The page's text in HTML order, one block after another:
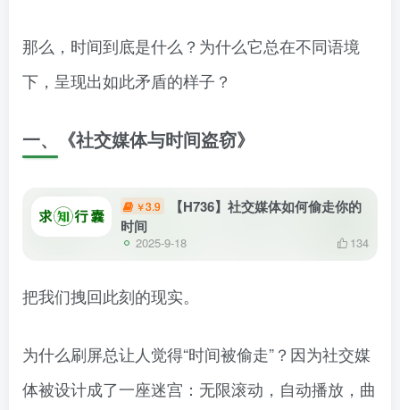
那么，时间到底是什么？为什么它总在不同语境
下，呈现出如此矛盾的样子？
一、《社交媒体与时间盗窃》
￥3.9
【H736】社交媒体如何偷走你的
时间
2025-9-18 134
把我们拽回此刻的现实。
为什么刷屏总让人觉得“时间被偷走”？因为社交媒
体被设计成了一座迷宫：无限滚动，自动播放，曲